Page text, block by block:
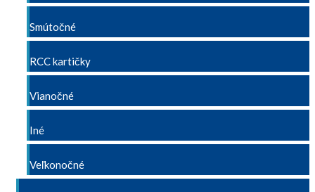
Smútočné
RCC kartičky
Vianočné
Iné
Veľkonočné